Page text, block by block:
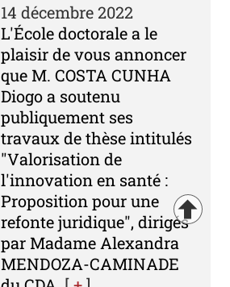
14 décembre 2022
L'École doctorale a le
plaisir de vous annoncer
que M. COSTA CUNHA
Diogo a soutenu
publiquement ses
travaux de thèse intitulés
"Valorisation de
l'innovation en santé :
Proposition pour une
refonte juridique", dirigés
par Madame Alexandra
MENDOZA-CAMINADE